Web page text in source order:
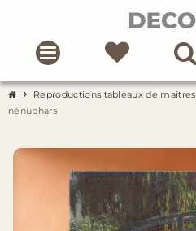
Reproductions tableaux de maîtres
nénuphars